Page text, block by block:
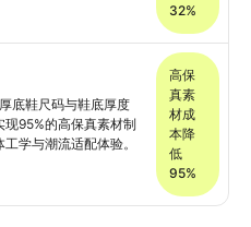
32%
底鞋尺码与鞋底厚度
95%的高保真素材制
学与潮流适配体验。
高保
真素
材成
本降
低
95%